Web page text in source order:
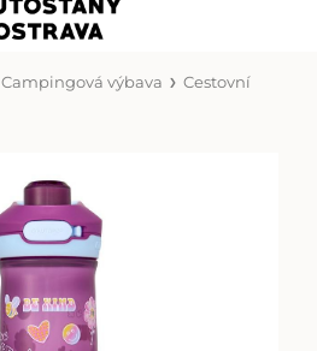
Campingová výbava
Cestovní